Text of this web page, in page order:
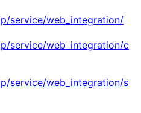
service/web_integration/
service/web_integration/c
service/web_integration/s